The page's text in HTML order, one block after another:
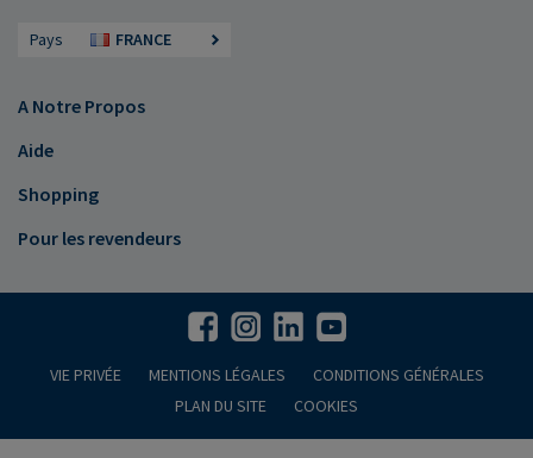
Pays FRANCE
A Notre Propos
Aide
Shopping
Pour les revendeurs
VIE PRIVÉE MENTIONS LÉGALES
CONDITIONS GÉNÉRALES
PLAN DU SITE
COOKIES